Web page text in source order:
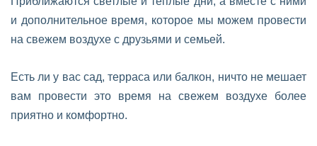
и дополнительное время, которое мы можем провести
на свежем воздухе с друзьями и семьей.
Есть ли у вас сад, терраса или балкон, ничто не мешает
вам провести это время на свежем воздухе более
приятно и комфортно.